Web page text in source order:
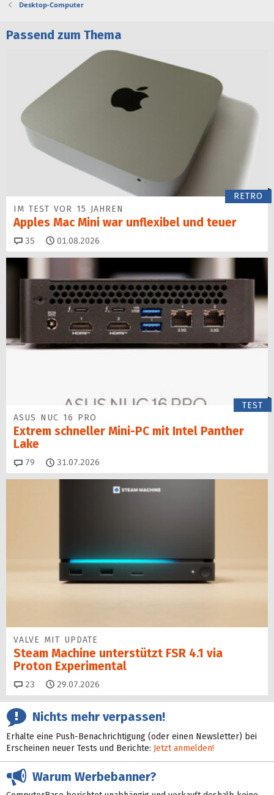
Desktop-Computer
Passend zum Thema
RETRO
IM TEST VOR 15 JAHREN
Apples Mac Mini war unflexibel und teuer
35 Kommentare
01.08.2026
TEST
ASUS NUC 16 PRO
Extrem schneller Mini-PC mit Intel Panther
Lake
79 Kommentare
31.07.2026
VALVE MIT UPDATE
Steam Machine unterstützt FSR 4.1 via
Proton Experimental
23 Kommentare
29.07.2026
Nichts mehr verpassen!
Erhalte eine Push-Benachrichtigung (oder einen Newsletter) bei
Erscheinen neuer Tests und Berichte: Jetzt anmelden!
Warum Werbebanner?